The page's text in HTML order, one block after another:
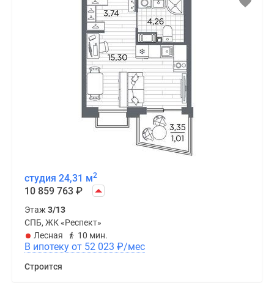
студия 24,31 м2
10 859 763 ₽
Этаж3/13
СПБ, ЖК «Респект»
Лесная
10 мин.
В ипотеку от 52 023 ₽/мес
Строится